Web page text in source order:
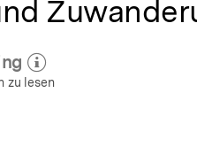
zum Autor)
öffnen
zu lesen